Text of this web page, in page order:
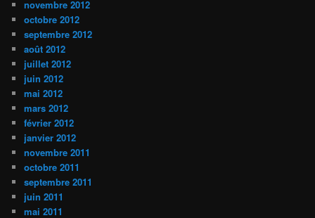
novembre 2012
octobre 2012
septembre 2012
août 2012
juillet 2012
juin 2012
mai 2012
mars 2012
février 2012
janvier 2012
novembre 2011
octobre 2011
septembre 2011
juin 2011
mai 2011